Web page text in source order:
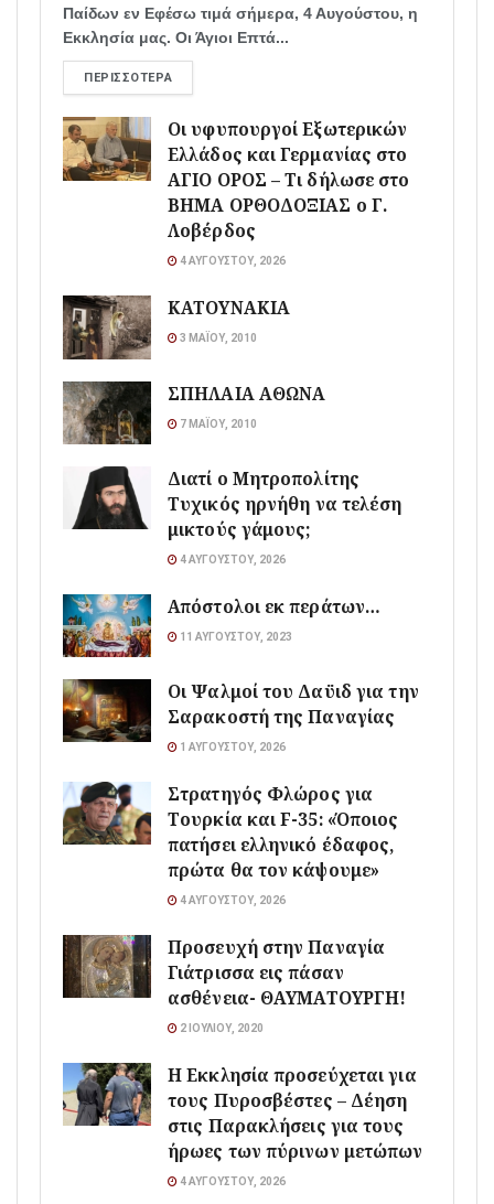
Παίδων εν Εφέσω τιμά σήμερα, 4 Αυγούστου, η
Εκκλησία μας. Οι Άγιοι Επτά...
ΠΕΡΙΣΣΌΤΕΡΑ
Οι υφυπουργοί Εξωτερικών
Ελλάδος και Γερμανίας στο
ΑΓΙΟ ΟΡΟΣ – Τι δήλωσε στο
ΒΗΜΑ ΟΡΘΟΔΟΞΙΑΣ ο Γ.
Λοβέρδος
4 ΑΥΓΟΎΣΤΟΥ, 2026
ΚΑΤΟΥΝΑΚΙΑ
3 ΜΑΪ́ΟΥ, 2010
ΣΠΗΛΑΙΑ ΑΘΩΝΑ
7 ΜΑΪ́ΟΥ, 2010
Διατί ο Μητροπολίτης
Τυχικός ηρνήθη να τελέση
μικτούς γάμους;
4 ΑΥΓΟΎΣΤΟΥ, 2026
Απόστολοι εκ περάτων…
11 ΑΥΓΟΎΣΤΟΥ, 2023
Οι Ψαλμοί του Δαϋιδ για την
Σαρακοστή της Παναγίας
1 ΑΥΓΟΎΣΤΟΥ, 2026
Στρατηγός Φλώρος για
Τουρκία και F-35: «Όποιος
πατήσει ελληνικό έδαφος,
πρώτα θα τον κάψουμε»
4 ΑΥΓΟΎΣΤΟΥ, 2026
Προσευχή στην Παναγία
Γιάτρισσα εις πάσαν
ασθένεια- ΘΑΥΜΑΤΟΥΡΓΗ!
2 ΙΟΥΛΊΟΥ, 2020
Η Εκκλησία προσεύχεται για
τους Πυροσβέστες – Δέηση
στις Παρακλήσεις για τους
ήρωες των πύρινων μετώπων
4 ΑΥΓΟΎΣΤΟΥ, 2026